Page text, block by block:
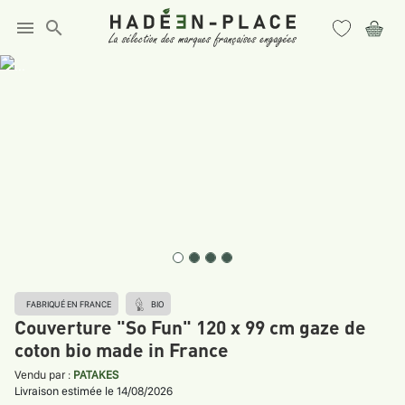
menu search
FABRIQUÉ EN FRANCE BIO
Couverture "So Fun" 120 x 99 cm gaze de
coton bio made in France
Vendu par : PATAKES
Livraison estimée le 14/08/2026